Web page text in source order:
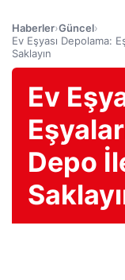
Haberler›Güncel›
Ev Eşyası Depolama:
Saklayın
Ev
Depo